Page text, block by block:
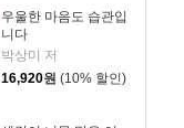
우울한 마음도 습관입
니다
박상미 저
16,920원 (10% 할인)